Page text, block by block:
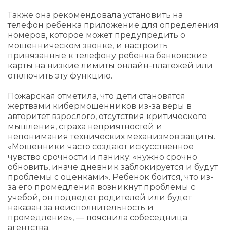
Также она рекомендовала установить на
телефон ребенка приложение для определения
номеров, которое может предупредить о
мошенническом звонке, и настроить
привязанные к телефону ребенка банковские
карты на низкие лимиты онлайн-платежей или
отключить эту функцию.
Пожарская отметила, что дети становятся
жертвами кибермошенников из-за веры в
авторитет взрослого, отсутствия критического
мышления, страха неприятностей и
непонимания технических механизмов защиты.
«Мошенники часто создают искусственное
чувство срочности и панику: «нужно срочно
обновить, иначе дневник заблокируется и будут
проблемы с оценками». Ребенок боится, что из-
за его промедления возникнут проблемы с
учебой, он подведет родителей или будет
наказан за неисполнительность и
промедление», — пояснила собеседница
агентства.